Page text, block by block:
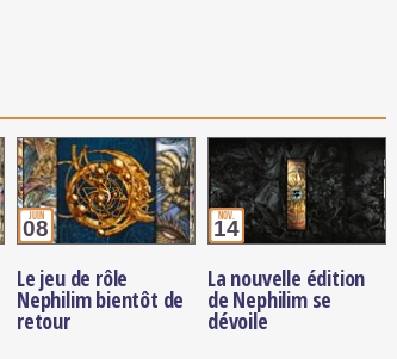
juin
08
Le jeu de rôle
Nephilim bientôt de
retour
nov.
14
La nouvelle édition
de Nephilim se
dévoile